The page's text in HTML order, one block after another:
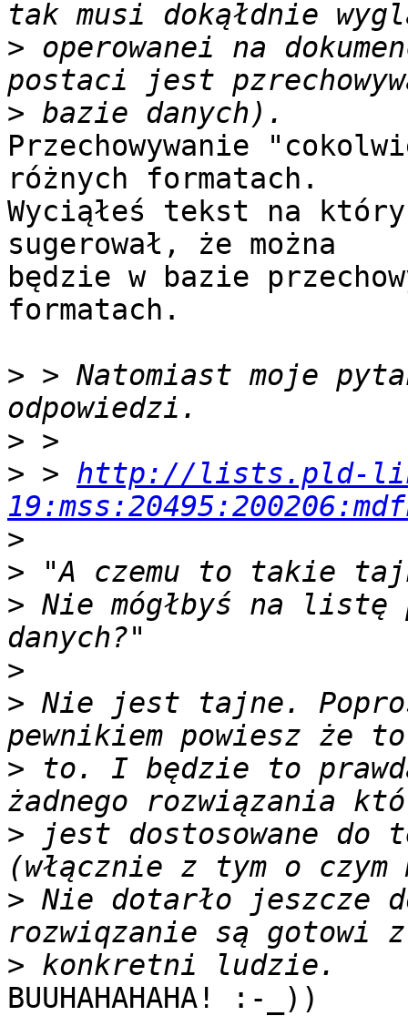
> operowanei na
>
Przechowywanie
różnych formatach.
Wyciąłeś tekst na który
sugerował, że można
będzie w bazie
formatach.
> > Natomiast moje
>
> > http://lists.pld-
>
>
> Nie mógłbyś na listę
>
> Nie jest tajne.
> to. I będzie to
> jest dostosowane do
> Nie dotarło jeszcze
>
BUUHAHAHAHA! :-_))